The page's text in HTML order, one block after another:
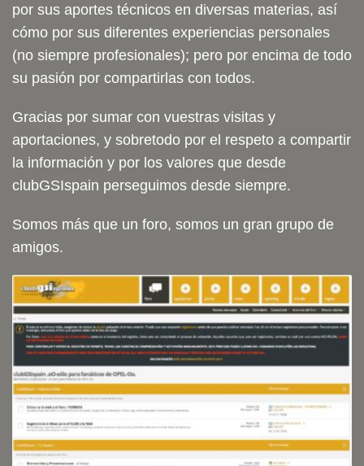
por sus aportes técnicos en diversas materias, así
cómo por sus diferentes experiencias personales
(no siempre profesionales); pero por encima de todo
su pasión por compartirlas con todos.
Gracias por sumar con vuestras visitas y
aportaciones, y sobretodo por el respeto a compartir
la información y por los valores que desde
clubGSIspain perseguimos desde siempre.
Somos más que un foro, somos un gran grupo de
amigos.